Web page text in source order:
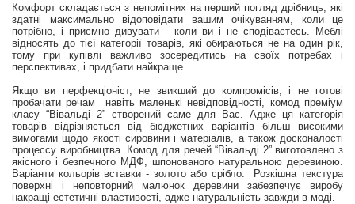
Комфорт складається з непомітних на перший погляд дрібниць, які
здатні максимально відоповідати вашим очікуванням, коли це
потрібно, і приємно дивувати - коли ви і не сподіваєтесь. Меблі
відносять до тієї категорії товарів, які обираються не на один рік,
тому при купівлі важливо зосередитись на своїх потребах і
перспективах, і придбати найкраще.
Якщо ви перфекціоніст, не звикший до компромісів, і не готові
пробачати речам навіть маленькі невідповідності, комод преміум
класу “Вівальді 2” створений саме для Вас. Адже ця категорія
товарів відрізняється від бюджетних варіантів більш високими
вимогами щодо якості сировини і матеріалів, а також досконалості
процессу виробництва. Комод для речей “Вівальді 2” виготовлено з
якісного і безпечного МДФ, шпонованого натуральною деревиною.
Варіанти кольорів вставки - золото або срібло. Розкішна текстура
поверхні і неповторний малюнок деревини забезпечує виробу
накращі естетичні властивості, адже натуральність завжди в моді.